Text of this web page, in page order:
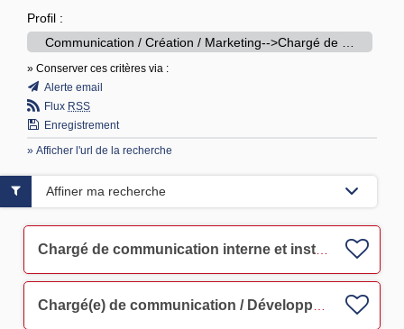
Profil :
» Conserver ces critères via :
Alerte email
Flux RSS
Enregistrement
» Afficher l'url de la recherche
Affiner ma recherche